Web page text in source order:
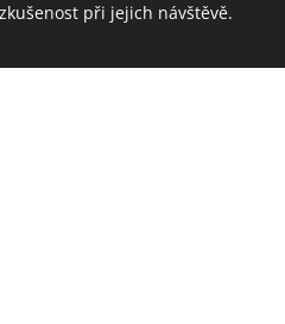
při jejich návštěvě.